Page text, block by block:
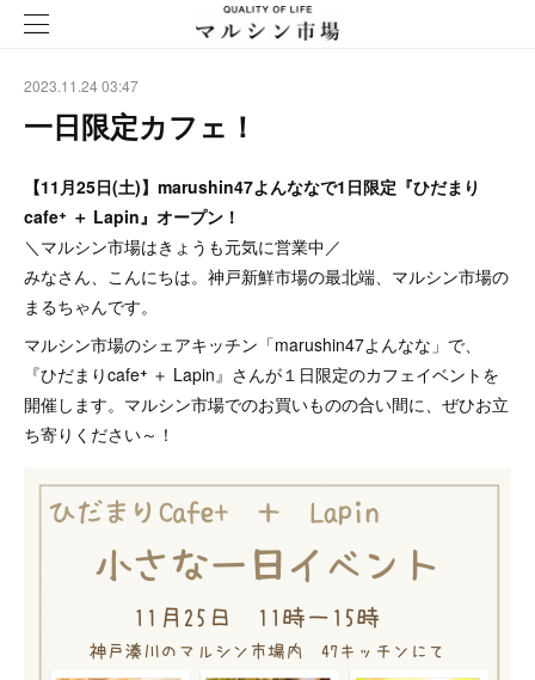
2023.11.24 03:47
一日限定カフェ！
【11月25日(土)】marushin47よんななで1日限定『ひだまり
cafe⁺ ＋ Lapin』オープン！
＼マルシン市場はきょうも元気に営業中／
みなさん、こんにちは。神戸新鮮市場の最北端、マルシン市場の
まるちゃんです。
マルシン市場のシェアキッチン「marushin47よんなな」で、
『ひだまりcafe⁺ ＋ Lapin』さんが１日限定のカフェイベントを
開催します。マルシン市場でのお買いものの合い間に、ぜひお立
ち寄りください～！